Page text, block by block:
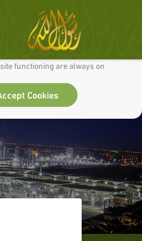
so we can continually improve it.
functioning are always on
Cookies